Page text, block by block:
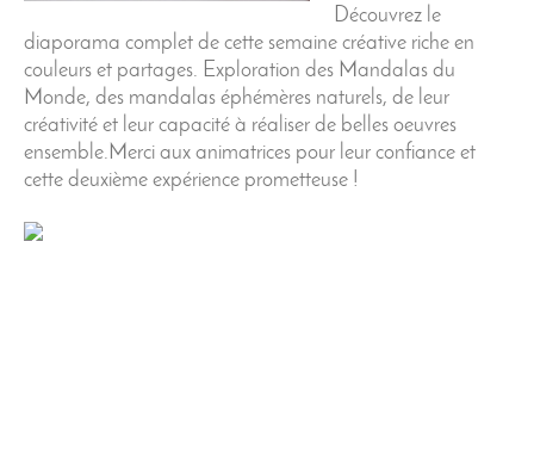
Découvrez le
diaporama complet de cette semaine créative riche en
couleurs et partages. Exploration des Mandalas du
Monde, des mandalas éphémères naturels, de leur
créativité et leur capacité à réaliser de belles oeuvres
ensemble.Merci aux animatrices pour leur confiance et
cette deuxième expérience prometteuse !